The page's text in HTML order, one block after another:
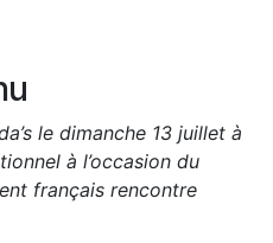
le dimanche 13 juillet à
à l’occasion du
français rencontre